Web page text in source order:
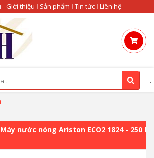
Giới thiệu Sản phẩm Tin tức Liên hệ
.
nước nóng Ariston ECO2 1824 - 250